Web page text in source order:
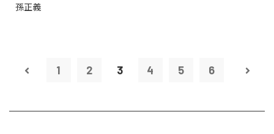
孫正義
1 2 3 4 5 6